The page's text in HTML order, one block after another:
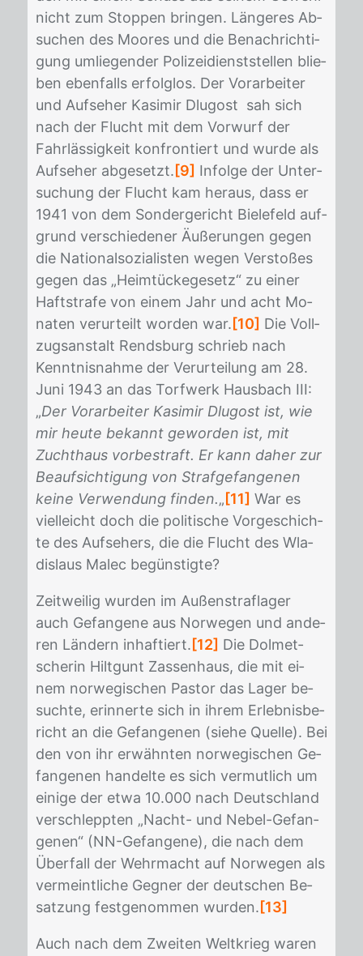
nicht zum Stop­pen brin­gen. Län­ge­res Ab­
su­chen des Moo­res und die Be­nach­rich­ti­
gung um­lie­gen­der Po­li­zei­dienst­stel­len blie­
ben eben­falls er­folg­los. Der Vor­ar­bei­ter
und Auf­se­her Ka­si­mir Dlugost sah sich
nach der Flucht mit dem Vor­wurf der
Fahr­läs­sig­keit kon­fron­tiert und wur­de als
Auf­se­her ab­ge­setzt. [9] In­fol­ge der Un­ter­
su­chung der Flucht kam her­aus, dass er
1941 von dem Son­der­ge­richt Bie­le­feld auf­
grund ver­schie­de­ner Äuße­run­gen ge­gen
die Na­tio­nal­so­zia­lis­ten we­gen Ver­sto­ßes
ge­gen das „Heim­tü­cke­ge­setz“ zu ei­ner
Haft­stra­fe von ei­nem Jahr und acht Mo­
na­ten ver­ur­teilt wor­den war. [10] Die Voll­
zugs­an­stalt Rends­burg schrieb nach
Kennt­nis­nah­me der Ver­ur­tei­lung am 28.
Juni 1943 an das Torf­werk Haus­bach III:
„Der Vorarbeiter Kasimir Dlugost ist, wie
mir heute bekannt geworden ist, mit
Zuchthaus vorbestraft. Er kann daher zur
Beaufsichtigung von Strafgefangenen
keine Verwendung finden.„ [11] War es
viel­leicht doch die po­li­ti­sche Vor­ge­schich­
te des Auf­se­hers, die die Flucht des Wla­
dis­laus Malec be­güns­tig­te?
Zeit­wei­lig wur­den im Au­ßen­straf­la­ger
auch Ge­fan­ge­ne aus Nor­we­gen und an­de­
ren Län­dern in­haf­tiert. [12] Die Dol­met­
sche­rin Hiltgunt Zas­sen­haus, die mit ei­
nem nor­we­gi­schen Pas­tor das La­ger be­
such­te, er­in­ner­te sich in ih­rem Er­leb­nis­be­
richt an die Ge­fan­ge­nen (sie­he Quel­le). Bei
den von ihr er­wähn­ten nor­we­gi­schen Ge­
fan­ge­nen han­del­te es sich ver­mut­lich um
ei­ni­ge der etwa 10.000 nach Deutsch­land
ver­schlepp­ten „Nacht- und Ne­bel-Ge­fan­
ge­nen“ (NN-Ge­fan­ge­ne), die nach dem
Über­fall der Wehr­macht auf Nor­we­gen als
ver­meint­li­che Geg­ner der deut­schen Be­
sat­zung fest­ge­nom­men wur­den. [13]
Auch nach dem Zwei­ten Welt­krieg wa­ren